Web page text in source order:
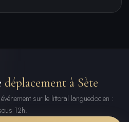
déplacement à Sète
sur le littoral languedocien :
12h.